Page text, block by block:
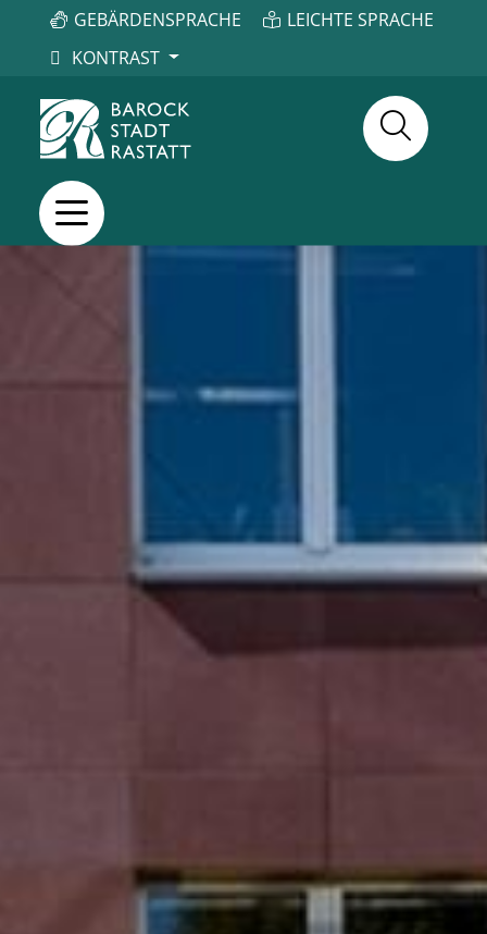
GEBÄRDENSPRACHE
LEICHTE SPRACHE
KONTRAST